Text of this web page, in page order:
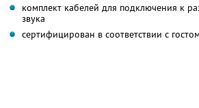
комплект кабелей для подключения к
звука
сертифицирован в соответствии с гостом